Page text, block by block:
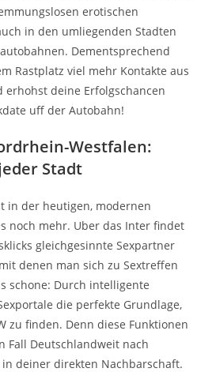
erotischen
in den umliegenden Stadten
Dementsprechend
Rastplatz viel mehr Kontakte aus
deine Erfolgschancen
uff der Autobahn!
Westfalen:
Stadt
in der heutigen, modernen
noch mehr. Uber das Inter findet
gleichgesinnte Sexpartner
denen man sich zu Sextreffen
schone: Durch intelligente
die perfekte Grundlage,
zu finden. Denn diese Funktionen
Fall Deutschlandweit nach
in deiner direkten Nachbarschaft.